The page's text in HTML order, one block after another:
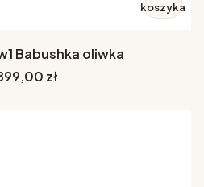
koszyka
Babushka oliwka
zł